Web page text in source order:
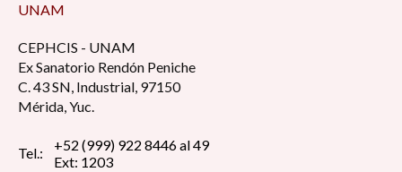
UNAM
CEPHCIS - UNAM
Ex Sanatorio Rendón Peniche
C. 43 SN, Industrial, 97150
Mérida, Yuc.
Tel.:
+52 (999) 922 8446 al 49
Ext: 1203